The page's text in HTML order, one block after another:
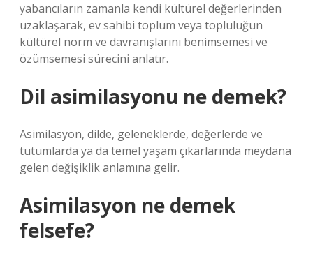
yabancıların zamanla kendi kültürel değerlerinden
uzaklaşarak, ev sahibi toplum veya topluluğun
kültürel norm ve davranışlarını benimsemesi ve
özümsemesi sürecini anlatır.
Dil asimilasyonu ne demek?
Asimilasyon, dilde, geleneklerde, değerlerde ve
tutumlarda ya da temel yaşam çıkarlarında meydana
gelen değişiklik anlamına gelir.
Asimilasyon ne demek
felsefe?